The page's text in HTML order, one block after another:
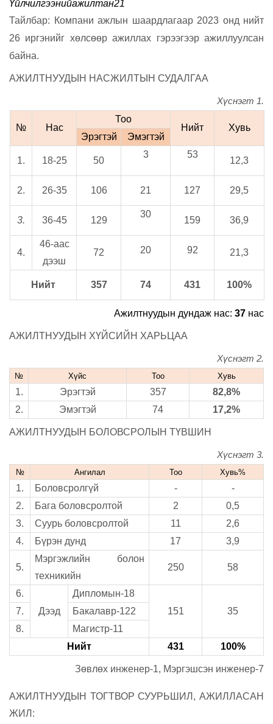
Үйлчилгээнийажилтан21
Тайлбар: Компани ажлын шаардлагаар 2023 онд нийт
26 иргэнийг хөлсөөр ажиллах гэрээгээр ажиллуулсан
байна.
АЖИЛТНУУДЫН НАСЖИЛТЫН СУДАЛГАА
Хүснэгт 1.
№ Нас
Тоо
Нийт
Хувь
Эрэгтэй
Эмэгтэй
1. 18-25 50
3 53
12,3
2. 26-35 106 21 127 29,5
3. 36-45 129
30
159 36,9
4.
46-аас
дээш
72 20 92 21,3
Нийт 357 74 431 100%
Ажилтнуудын дундаж нас: 37 нас
АЖИЛТНУУДЫН ХҮЙСИЙН ХАРЬЦАА
Хүснэгт 2.
№ Хүйс Тоо Хувь
1. Эрэгтэй 357
82,8%
2.
Эмэгтэй 74 17,2%
АЖИЛТНУУДЫН БОЛОВСРОЛЫН ТҮВШИН
Хүснэгт 3.
№ Ангилал Тоо Хувь%
1. Боловсролгүй -
-
2.
Бага боловсролтой 2
0,5
3.
Суурь боловсролтой 11
2,6
4.
Бүрэн дунд 17 3,9
5.
Мэргэжлийн болон
техникийн
250 58
6.
Дээд
Дипломын-18
151
35
7.
Бакалавр-122
8.
Магистр-11
Нийт
431 100%
Зөвлөх инженер-1, Мэргэшсэн инженер-7
АЖИЛТНУУДЫН ТОГТВОР СУУРЬШИЛ, АЖИЛЛАСАН
ЖИЛ: